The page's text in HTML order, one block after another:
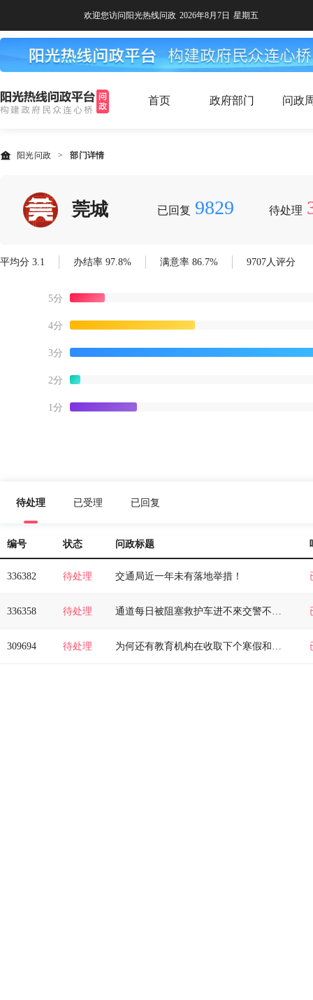
欢迎您访问阳光热线问政 2026年8月7日 星期五
首页 政府部门 问政
阳光问政 > 部门详情
莞城 已回复 9829 待处理
平均分 3.1 办结率 97.8% 满意率 86.7% 9707人评分
5分
4分
3分
2分
1分
待处理 已受理 已回复
编号 状态 问政标题
336382 待处理 交通局近一年未有落地举措！
336358 待处理 通道每日被阻塞救护车进不來交警不作为。
309694 待处理 为何还有教育机构在收取下个寒假和春季费用？